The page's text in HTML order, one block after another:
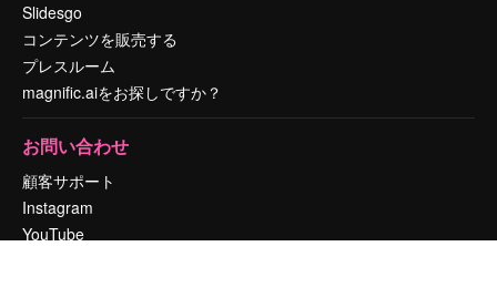
Slidesgo
コンテンツを販売する
プレスルーム
magnific.aiをお探しですか？
お問い合わせ
顧客サポート
Instagram
YouTube